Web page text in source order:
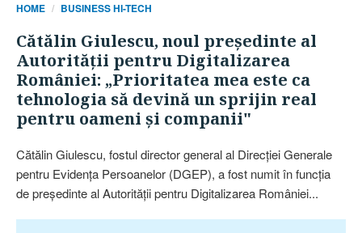
HOME BUSINESS HI-TECH
Cătălin Giulescu, noul preşedinte al
Autorităţii pentru Digitalizarea
României: „Prioritatea mea este ca
tehnologia să devină un sprijin real
pentru oameni şi companii"
Cătălin Giulescu, fostul director general al Direcţiei Generale
pentru Evidenţa Persoanelor (DGEP), a fost numit în funcţia
de preşedinte al Autorităţii pentru Digitalizarea României...